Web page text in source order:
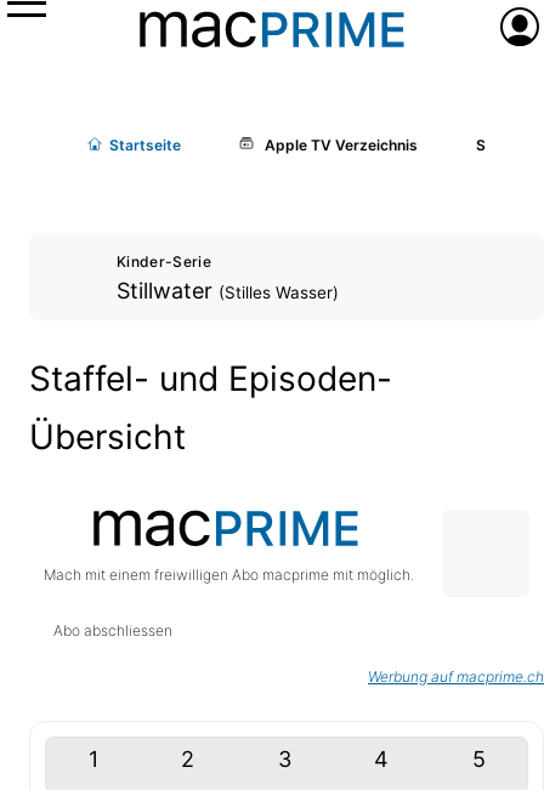
Menü
Startseite Apple TV Verzeichnis
Kinder-Serie
Stillwater (Stilles Wasser)
Staffel- und Episoden-
Übersicht
Mach mit einem freiwilligen Abo macprime mit möglich.
Abo abschliessen
Werbung auf macprime.ch
1 2 3 4 5